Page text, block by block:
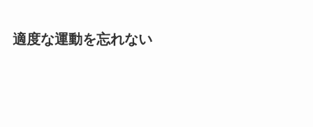
適度な運動を忘れない